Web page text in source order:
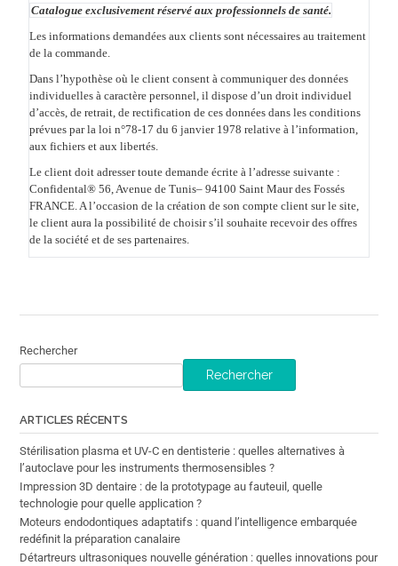
Catalogue exclusivement réservé aux professionnels de santé.
Les informations demandées aux clients sont nécessaires au traitement
de la commande.
Dans l’hypothèse où le client consent à communiquer des données
individuelles à caractère personnel, il dispose d’un droit individuel
d’accès, de retrait, de rectification de ces données dans les conditions
prévues par la loi n°78-17 du 6 janvier 1978 relative à l’information,
aux fichiers et aux libertés.
Le client doit adresser toute demande écrite à l’adresse suivante :
Confidental® 56, Avenue de Tunis– 94100 Saint Maur des Fossés
FRANCE. A l’occasion de la création de son compte client sur le site,
le client aura la possibilité de choisir s’il souhaite recevoir des offres
de la société et de ses partenaires.
Rechercher
Rechercher
ARTICLES RÉCENTS
Stérilisation plasma et UV-C en dentisterie : quelles alternatives à
l’autoclave pour les instruments thermosensibles ?
Impression 3D dentaire : de la prototypage au fauteuil, quelle
technologie pour quelle application ?
Moteurs endodontiques adaptatifs : quand l’intelligence embarquée
redéfinit la préparation canalaire
Détartreurs ultrasoniques nouvelle génération : quelles innovations pour